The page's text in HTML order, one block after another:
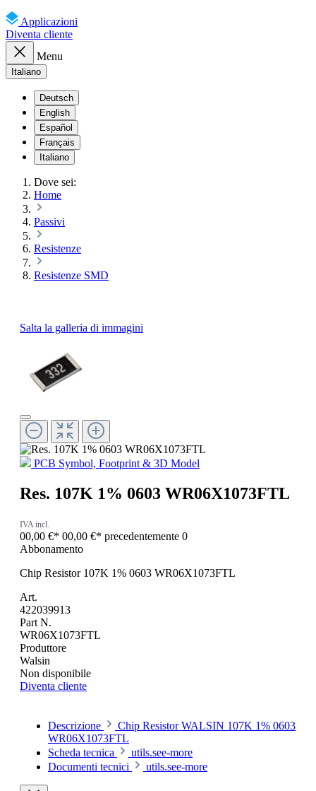
Applicazioni
Diventa cliente
Menu
Italiano
Deutsch
English
Español
Français
Italiano
Dove sei:
Home
Passivi
Resistenze
Resistenze SMD
Salta la galleria di immagini
PCB Symbol, Footprint & 3D Model
Res. 107K 1% 0603 WR06X1073FTL
IVA incl.
00,00 €* 00,00 €* precedentemente 0
Abbonamento
Chip Resistor 107K 1% 0603 WR06X1073FTL
Art.
422039913
Part N.
WR06X1073FTL
Produttore
Walsin
Non disponibile
Diventa cliente
Descrizione
Chip Resistor WALSIN 107K 1% 0603
WR06X1073FTL
Scheda tecnica
utils.see-more
Documenti tecnici
utils.see-more